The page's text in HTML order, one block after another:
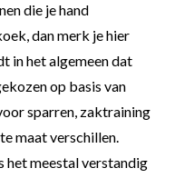
die je hand
dan merk je hier
in het algemeen dat
op basis van
sparren, zaktraining
maat verschillen.
het meestal verstandig